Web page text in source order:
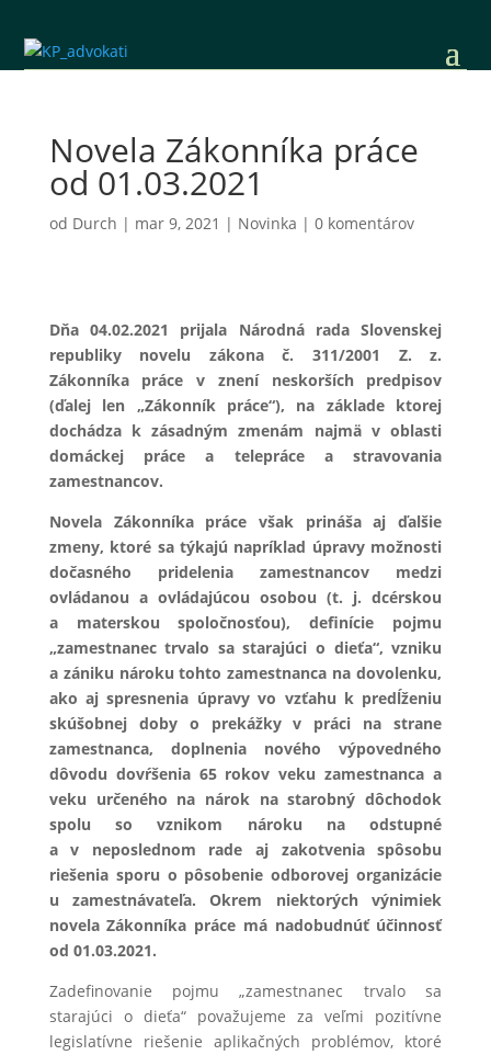
Novela Zákonníka práce
od 01.03.2021
od Durch | mar 9, 2021 | Novinka | 0 komentárov
Dňa 04.02.2021 prijala Národná rada Slovenskej
republiky novelu zákona č. 311/2001 Z. z.
Zákonníka práce v znení neskorších predpisov
(ďalej len „Zákonník práce“), na základe ktorej
dochádza k zásadným zmenám najmä v ​oblasti
domáckej práce a telepráce a stravovania
zamestnancov.​​​​​​
Novela Zákonníka práce však prináša aj ďalšie
zmeny, ktoré sa týkajú napríklad úpravy možnosti
dočasného pridelenia zamestnancov medzi
ovládanou a ovládajúcou osobou (t. j. dcérskou
a materskou spoločnosťou), definície pojmu
„zamestnanec trvalo sa starajúci o dieťa“, vzniku
a zániku nároku tohto zamestnanca na dovolenku,
ako aj spresnenia úpravy vo vzťahu k predĺženiu
skúšobnej doby o prekážky v práci na strane
zamestnanca, doplnenia nového výpovedného
dôvodu dovŕšenia 65 rokov veku zamestnanca a
veku určeného na nárok na starobný dôchodok
spolu so vznikom nároku na odstupné
a v neposlednom rade aj zakotvenia spôsobu
riešenia sporu o pôsobenie odborovej organizácie
u zamestnávateľa. Okrem niektorých výnimiek
novela Zákonníka práce má nadobudnúť účinnosť
od 01.03.2021.
Zadefinovanie pojmu „zamestnanec trvalo sa
starajúci o dieťa“ považujeme za veľmi pozitívne
legislatívne riešenie aplikačných problémov, ktoré